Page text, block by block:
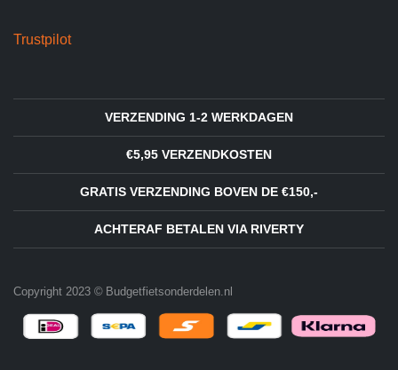
Trustpilot
VERZENDING 1-2 WERKDAGEN
€5,95 VERZENDKOSTEN
GRATIS VERZENDING BOVEN DE €150,-
ACHTERAF BETALEN VIA RIVERTY
Copyright 2023 © Budgetfietsonderdelen.nl